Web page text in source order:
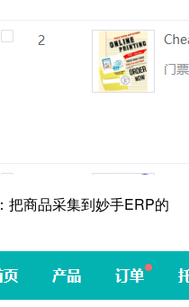
：把商品采集到妙手ERP的